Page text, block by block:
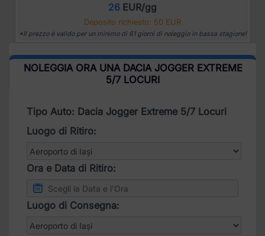
26 EUR/gg
Deposito richiesto: 50 EUR
*Il prezzo è valido per un minimo di 61 giorni di noleggio in bassa stagione!
NOLEGGIA ORA UNA DACIA JOGGER EXTREME
5/7 LOCURI
Tipo Auto: Dacia Jogger Extreme 5/7 Locuri
Luogo di Ritiro:
Ora e Data di Ritiro:
Luogo di Consegna: